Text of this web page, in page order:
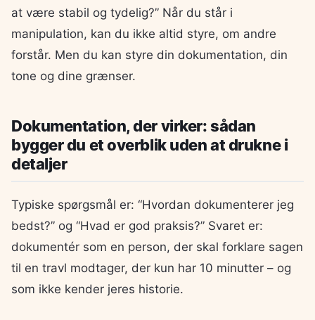
at være stabil og tydelig?” Når du står i
manipulation, kan du ikke altid styre, om andre
forstår. Men du kan styre din dokumentation, din
tone og dine grænser.
Dokumentation, der virker: sådan
bygger du et overblik uden at drukne i
detaljer
Typiske spørgsmål er: “Hvordan dokumenterer jeg
bedst?” og “Hvad er god praksis?” Svaret er:
dokumentér som en person, der skal forklare sagen
til en travl modtager, der kun har 10 minutter – og
som ikke kender jeres historie.